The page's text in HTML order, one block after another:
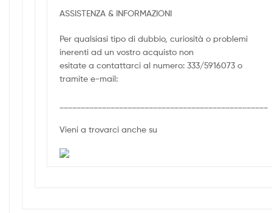
ASSISTENZA & INFORMAZIONI
Per qualsiasi tipo di dubbio, curiosità o problemi
inerenti ad un vostro acquisto non
esitate a contattarci al numero: 333/5916073 o
tramite e-mail:
Vieni a trovarci anche su